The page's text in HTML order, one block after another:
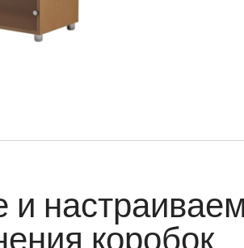
и
коробок